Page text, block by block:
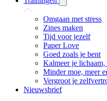
Omgaan met stress
Zines maken
Tijd voor jezelf
Paper Love
Goed zoals je bent
Kalmeer je lichaam,
Minder moe, meer
Vergroot je
Nieuwsbrief